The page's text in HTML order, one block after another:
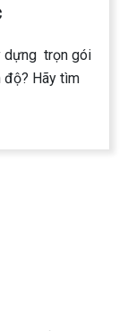
dựng trọn gói
độ? Hãy tìm